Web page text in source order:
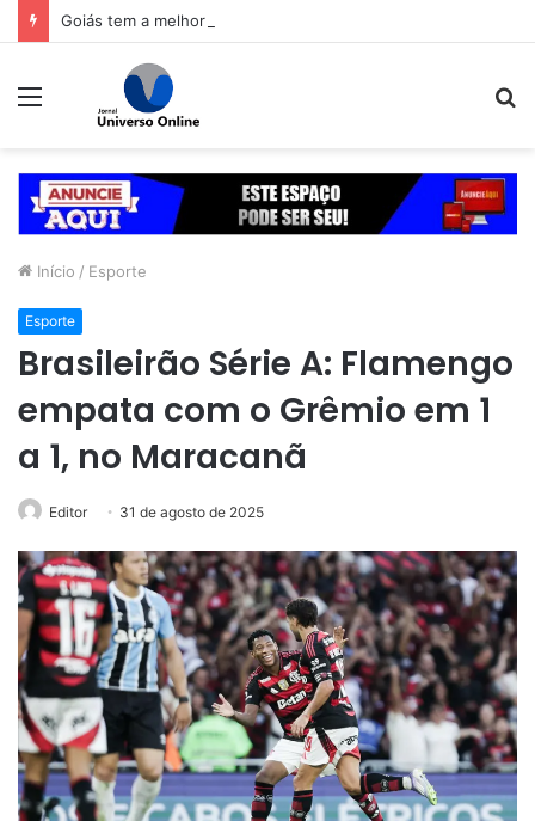
Menu
Início / Esporte
Esporte
Brasileirão Série A: Flamengo
empata com o Grêmio em 1
a 1, no Maracanã
Editor 31 de agosto de 2025